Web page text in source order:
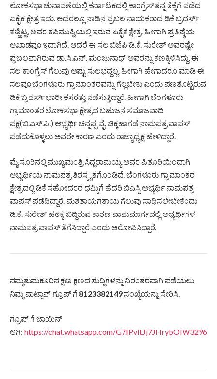
ಲೋಕಸಭಾ ಚುನಾವಣೆಯಲ್ಲಿ ಕರ್ನಾಟಕದಲ್ಲಿ ಕಾಂಗ್ರೆಸ್ ತನ್ನ ತೆಕ್ಕೆಗೆ ಪಡೆದ
ಏಕೈಕ ಕ್ಷೇತ್ರ ಇದು. ಅದರಲ್ಲೂ ನಾಡಿನ ಪ್ರಬಲ ನಾಯಕರಾದ ಡಿಕೆ ಬ್ರದರ್ಸ್
ಕಣ್ಣಿಟ್ಟ, ಅವರ ಕಪಿಮುಷ್ಟಿಯಲ್ಲಿ ಇರುವ ಏಕೈಕ ಕ್ಷೇತ್ರ. ಹೀಗಾಗಿ ಪ್ರತಿಷ್ಠೆಯ
ಅಖಾಡವೂ ಇದಾಗಿದೆ. ಆದರೆ ಈ ಸಲ ಬಿಜೆಪಿ ಡಿ.ಕೆ. ಸುರೇಶ್ ಅವರಷ್ಟೇ
ಪ್ರಬಲವಾಗಿರುವ ಡಾ.ಸಿ.ಎನ್. ಮಂಜುನಾಥ್ ಅವರನ್ನು ಕಣಕ್ಕಿಳಿಸಿದ್ದು, ಈ
ಸಲ ಕಾಂಗ್ರೆಸ್ ಗೆಲುವು ಅಷ್ಟು ಸುಲಭದ್ದಲ್ಲ. ಹೀಗಾಗಿ ಹೇಗಾದರೂ ಮಾಡಿ ಈ
ಸಲವೂ ಬೆಂಗಳೂರು ಗ್ರಾಮಾಂತರವನ್ನು ಗೆಲ್ಲಬೇಕು ಎಂದು ಪಣತೊಟ್ಟಿರುವ
ಡಿಕೆ ಬ್ರದರ್ಸ್ ಭಾರೀ ಕಸರತ್ತು ನಡೆಸುತ್ತಿದ್ದಾರೆ. ಹೀಗಾಗಿ ಬೆಂಗಳೂರು
ಗ್ರಾಮಾಂತರ ಲೋಕಸಭಾ ಕ್ಷೇತ್ರದ ಬಹುಜನ ಸಮಾಜವಾದಿ
ಪಕ್ಷ(ಬಿ.ಎಸ್.ಪಿ.) ಅಭ್ಯರ್ಥಿ ಚಿನ್ನಪ್ಪ ವೈ. ಚಿಕ್ಕಹಾಗಡೆ ನಾಮಪತ್ರ ವಾಪಸ್
ಪಡೆದುಕೊಳ್ಳಲು ಅವರೇ ಕಾರಣ ಎಂದು ರಾಜ್ಯಾಧ್ಯಕ್ಷ ಹೇಳಿದ್ದಾರೆ.
ಮೈಸೂರಿನಲ್ಲಿ ಮುಖ್ಯಮಂತ್ರಿ ಸಿದ್ದರಾಮಯ್ಯ ಅವರ ಪಿತೂರಿಯಿಂದಾಗಿ
ಅಭ್ಯರ್ಥಿಯ ನಾಮಪತ್ರ ತಿರಸ್ಕೃತಗೊಂಡಿದೆ. ಬೆಂಗಳೂರು ಗ್ರಾಮಾಂತರ
ಕ್ಷೇತ್ರದಲ್ಲಿ ಡಿಕೆ ಸಹೋದರರ ಧಮ್ಕಿಗೆ ಹೆದರಿ ಬಿಎಸ್ಪಿ ಅಭ್ಯರ್ಥಿ ನಾಮಪತ್ರ
ವಾಪಸ್ ಪಡೆದಿದ್ದಾರೆ. ಮಶತಾಯಗತಾಯ ಗೆಲುವು ಸಾಧಿಸಲೇಬೇಕೆಂದು
ಡಿ.ಕೆ. ಸುರೇಶ್ ಹಠಕ್ಕೆ ಬಿದ್ದಿರುವ ಕಾರಣ ವಾಮಮಾರ್ಗದಲ್ಲಿ ಅಭ್ಯರ್ಥಿಗಳ
ನಾಮಪತ್ರ ವಾಪಸ್ ತೆಗೆಸಿದ್ದಾರೆ ಎಂದು ಆರೋಪಿಸಿದ್ದಾರೆ.
ನಮ್ಮತುಮಕೂರಿನ ಕ್ಷಣ ಕ್ಷಣದ ಸುದ್ದಿಗಳನ್ನು ನಿರಂತರವಾಗಿ ಪಡೆಯಲು
ನಿಮ್ಮ ವಾಟ್ಸಾಪ್ ಗ್ರೂಪ್ ಗೆ 8123382149ಸಂಖ್ಯೆಯನ್ನು ಸೇರಿಸಿ.
ಗ್ರೂಪ್ ಗೆ ಜಾಯಿನ್
ಆಗಿ: https://chat.whatsapp.com/G7IPvItJj7JHrybOIW3296